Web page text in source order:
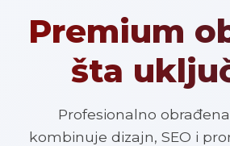
Premium
šta
Profesionalno
kombinuje dizajn, SEO i